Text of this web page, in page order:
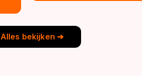
Alles bekijken ➔